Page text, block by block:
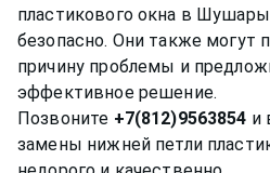
пластикового окна в
безопасно. Они также могут
причину проблемы и
эффективное решение.
Позвоните +7(812)9563854 и
замены нижней петли